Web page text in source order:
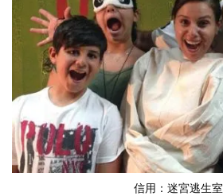
信用： 迷宮逃生室